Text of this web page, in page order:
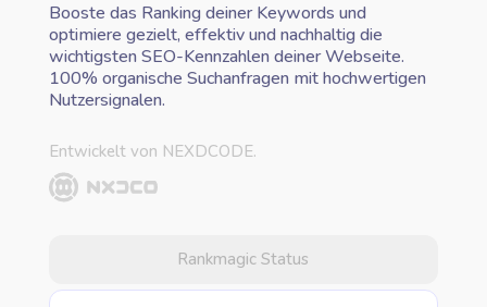
Booste das Ranking deiner Keywords und
optimiere gezielt, effektiv und nachhaltig die
wichtigsten SEO-Kennzahlen deiner Webseite.
100% organische Suchanfragen mit hochwertigen
Nutzersignalen.
Entwickelt von NEXDCODE.
Rankmagic Status